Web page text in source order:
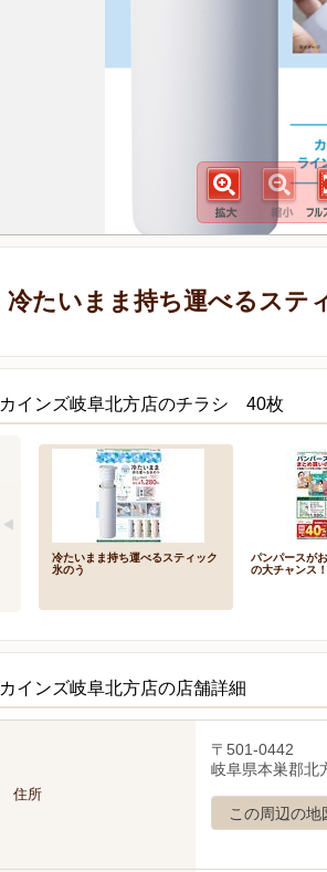
冷たいまま持ち運べるステ
カインズ岐阜北方店のチラシ 40枚
冷たいまま持ち運べるスティック
氷のう
パンパースが
の大チャンス
カインズ岐阜北方店の店舗詳細
住所
〒501-0442
岐阜県本巣郡北
この周辺の地